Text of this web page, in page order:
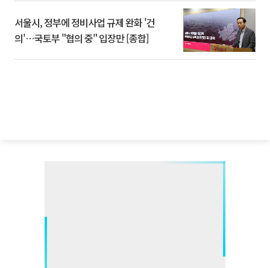
서울시, 정부에 정비사업 규제 완화 '건
의'⋯국토부 "협의 중" 입장만 [종합]